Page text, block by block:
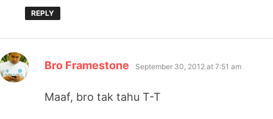
REPLY
Bro Framestone says:
September 30, 2012 at 7:51 am
Maaf, bro tak tahu T-T